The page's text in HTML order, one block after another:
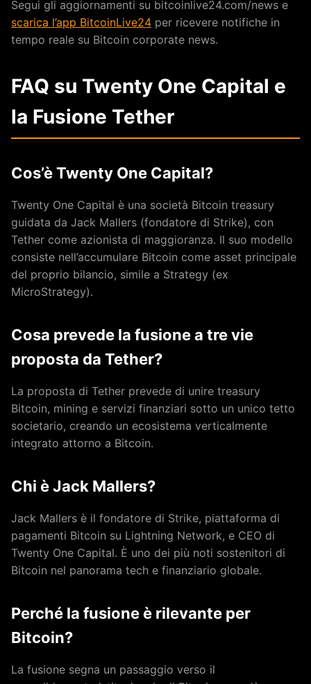
Segui gli aggiornamenti su bitcoinlive24.com/news e
scarica l’app BitcoinLive24 per ricevere notifiche in
tempo reale su Bitcoin corporate news.
FAQ su Twenty One Capital e
la Fusione Tether
Cos’è Twenty One Capital?
Twenty One Capital è una società Bitcoin treasury
guidata da Jack Mallers (fondatore di Strike), con
Tether come azionista di maggioranza. Il suo modello
consiste nell’accumulare Bitcoin come asset principale
del proprio bilancio, simile a Strategy (ex
MicroStrategy).
Cosa prevede la fusione a tre vie
proposta da Tether?
La proposta di Tether prevede di unire treasury
Bitcoin, mining e servizi finanziari sotto un unico tetto
societario, creando un ecosistema verticalmente
integrato attorno a Bitcoin.
Chi è Jack Mallers?
Jack Mallers è il fondatore di Strike, piattaforma di
pagamenti Bitcoin su Lightning Network, e CEO di
Twenty One Capital. È uno dei più noti sostenitori di
Bitcoin nel panorama tech e finanziario globale.
Perché la fusione è rilevante per
Bitcoin?
La fusione segna un passaggio verso il